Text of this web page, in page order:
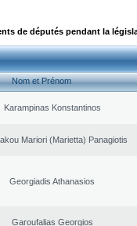
de députés pendant la
Nom et Prénom
Karampinas Konstantinos
Mariori (Marietta) Panagiotis
Georgiadis Athanasios
Garoufalias Georgios